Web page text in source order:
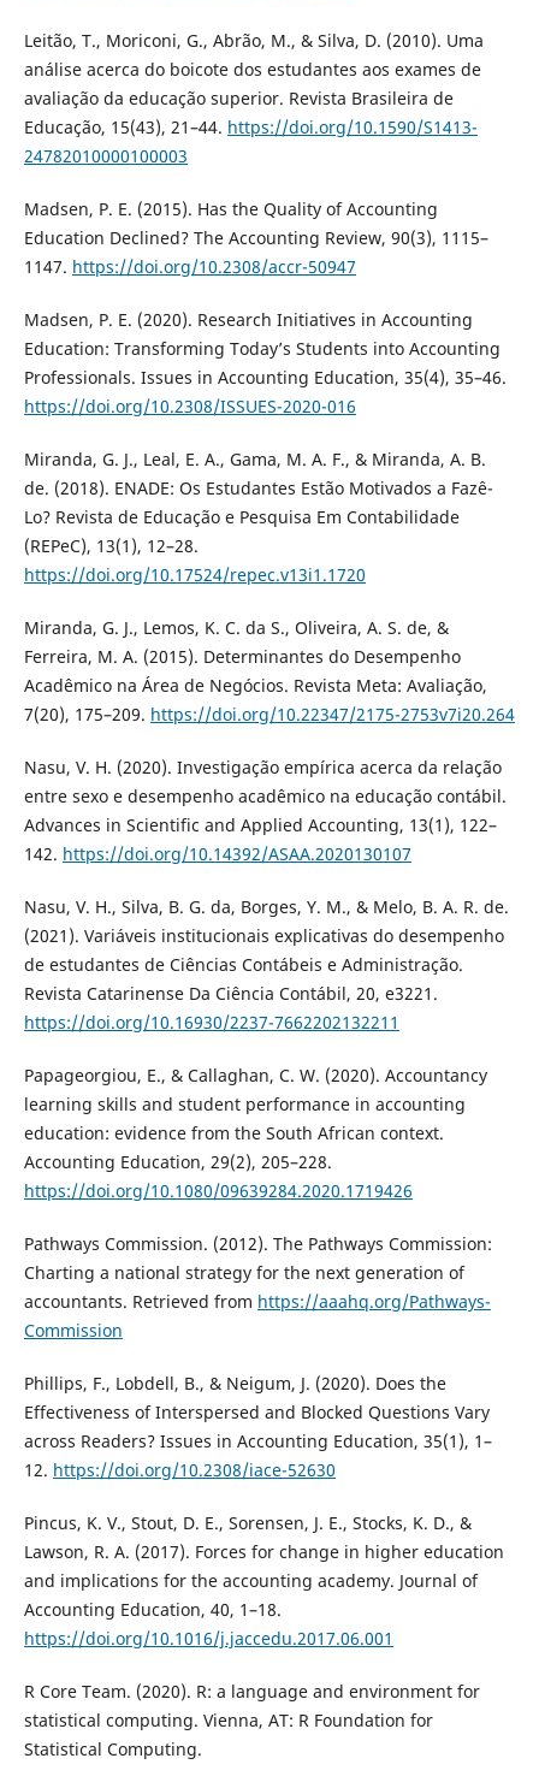
Leitão, T., Moriconi, G., Abrão, M., & Silva, D. (2010). Uma
análise acerca do boicote dos estudantes aos exames de
avaliação da educação superior. Revista Brasileira de
Educação, 15(43), 21–44. https://doi.org/10.1590/S1413-
24782010000100003
Madsen, P. E. (2015). Has the Quality of Accounting
Education Declined? The Accounting Review, 90(3), 1115–
1147. https://doi.org/10.2308/accr-50947
Madsen, P. E. (2020). Research Initiatives in Accounting
Education: Transforming Today’s Students into Accounting
Professionals. Issues in Accounting Education, 35(4), 35–46.
https://doi.org/10.2308/ISSUES-2020-016
Miranda, G. J., Leal, E. A., Gama, M. A. F., & Miranda, A. B.
de. (2018). ENADE: Os Estudantes Estão Motivados a Fazê-
Lo? Revista de Educação e Pesquisa Em Contabilidade
(REPeC), 13(1), 12–28.
https://doi.org/10.17524/repec.v13i1.1720
Miranda, G. J., Lemos, K. C. da S., Oliveira, A. S. de, &
Ferreira, M. A. (2015). Determinantes do Desempenho
Acadêmico na Área de Negócios. Revista Meta: Avaliação,
7(20), 175–209. https://doi.org/10.22347/2175-2753v7i20.264
Nasu, V. H. (2020). Investigação empírica acerca da relação
entre sexo e desempenho acadêmico na educação contábil.
Advances in Scientific and Applied Accounting, 13(1), 122–
142. https://doi.org/10.14392/ASAA.2020130107
Nasu, V. H., Silva, B. G. da, Borges, Y. M., & Melo, B. A. R. de.
(2021). Variáveis institucionais explicativas do desempenho
de estudantes de Ciências Contábeis e Administração.
Revista Catarinense Da Ciência Contábil, 20, e3221.
https://doi.org/10.16930/2237-7662202132211
Papageorgiou, E., & Callaghan, C. W. (2020). Accountancy
learning skills and student performance in accounting
education: evidence from the South African context.
Accounting Education, 29(2), 205–228.
https://doi.org/10.1080/09639284.2020.1719426
Pathways Commission. (2012). The Pathways Commission:
Charting a national strategy for the next generation of
accountants. Retrieved from https://aaahq.org/Pathways-
Commission
Phillips, F., Lobdell, B., & Neigum, J. (2020). Does the
Effectiveness of Interspersed and Blocked Questions Vary
across Readers? Issues in Accounting Education, 35(1), 1–
12. https://doi.org/10.2308/iace-52630
Pincus, K. V., Stout, D. E., Sorensen, J. E., Stocks, K. D., &
Lawson, R. A. (2017). Forces for change in higher education
and implications for the accounting academy. Journal of
Accounting Education, 40, 1–18.
https://doi.org/10.1016/j.jaccedu.2017.06.001
R Core Team. (2020). R: a language and environment for
statistical computing. Vienna, AT: R Foundation for
Statistical Computing.